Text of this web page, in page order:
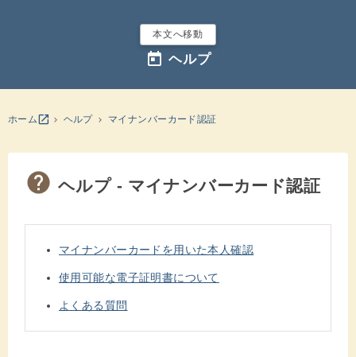
本文へ移動
today ヘルプ
ホームopen_in_new ヘルプ マイナンバーカード認証
ヘルプ - マイナンバーカード認証
マイナンバーカードを用いた本人確認
使用可能な電子証明書について
よくある質問